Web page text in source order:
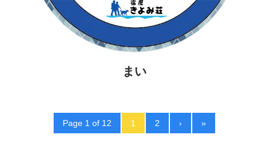
まい
Page 1 of 12 1 2 › »